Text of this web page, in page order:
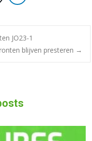
JO23-1
blijven presteren →